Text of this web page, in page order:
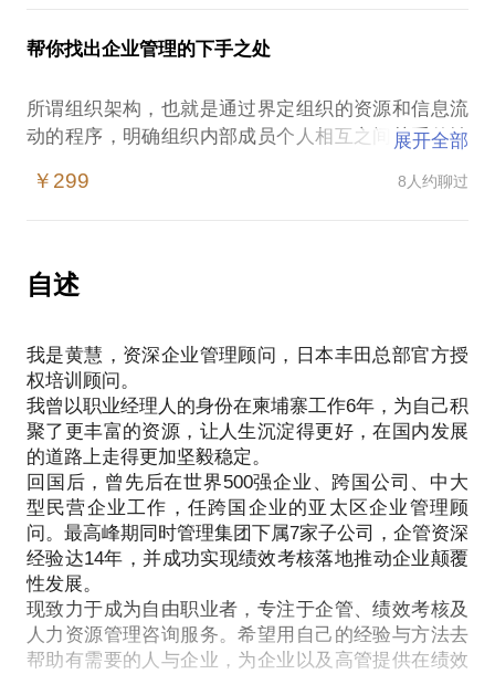
部门为了每月、每季度、每年的绩效考核都忙碌得焦
头烂额，最后辛辛苦苦的做出一堆纯属虚构的数据，
吃力不讨好的骂名，再一次把人力资源部门推入了万
劫不复的深渊。
不是每一个老板都能真正理解“铁打的营盘，流水的
问题，除了老板需要有一颗宽大理解的心，还需要有
如何能让人力资源团队有用武之地？关键还得看老板
如何授权。老板如何授权才能让企业得以推动，而又
不需要额外投入资金？如何降低成本又能保证质量与
产量？如果消除企业高管和员工的顾虑，同时又能激
发关键岗位员工不断深挖价值？年终的奖金从哪儿
来？又该如何分配？才能让企业与员工同时达到双
赢？
在这个话题中，我将与你分享自己过往数年在人力资
源管理方面的经验以及企业绩效考核的有效落地考核
规律，并且会根据你提供的企业的具体情况，针对具
体问题给予专业指导和经验分享，还可以提供后续的
帮你找出企业管理的下手之处
所谓组织架构，也就是通过界定组织的资源和信息流
动的程序，明确组织内部成员个人相互之间关系的性
什么权力、承担什么责任、发挥什么作用。
是其存在和发展的前提。只有根据实际情况变化而不
断调整更新的目标体系，才能把更多的人吸引和稳定
架
在企业管理的道路上中，组织架构的设计往往被格式
化，很多时候都会被忽略了它的重要性，仿佛就是一
个必然存在以及互相抄袭的精美表格。然而大家可能
都没有发现组织架构中几个默默无闻却又举足轻重的
问题，对企业有着何其深重的影响。
组织架构五大问题：
半径过大
层级过多
隶属不清
权职不对等
战略不匹配
展开全部
￥299 8人约聊过
自述
我是黄慧，资深企业管理顾问，日本丰田总部官方授
权培训顾问。
我曾以职业经理人的身份在柬埔寨工作6年，为自己积
聚了更丰富的资源，让人生沉淀得更好，在国内发展
的道路上走得更加坚毅稳定。
回国后，曾先后在世界500强企业、跨国公司、中大
型民营企业工作，任跨国企业的亚太区企业管理顾
问。最高峰期同时管理集团下属7家子公司，企管资深
经验达14年，并成功实现绩效考核落地推动企业颠覆
性发展。
现致力于成为自由职业者，专注于企管、绩效考核及
人力资源管理咨询服务。希望用自己的经验与方法去
帮助有需要的人与企业，为企业以及高管提供在绩效